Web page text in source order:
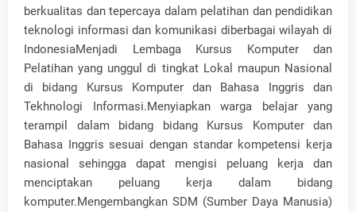
berkualitas dan tepercaya dalam pelatihan dan pendidikan
teknologi informasi dan komunikasi diberbagai wilayah di
IndonesiaMenjadi Lembaga Kursus Komputer dan
Pelatihan yang unggul di tingkat Lokal maupun Nasional
di bidang Kursus Komputer dan Bahasa Inggris dan
Tekhnologi Informasi.Menyiapkan warga belajar yang
terampil dalam bidang bidang Kursus Komputer dan
Bahasa Inggris sesuai dengan standar kompetensi kerja
nasional sehingga dapat mengisi peluang kerja dan
menciptakan peluang kerja dalam bidang
komputer.Mengembangkan SDM (Sumber Daya Manusia)